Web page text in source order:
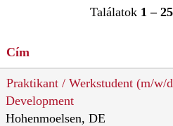
Találatok 1 – 25
Cím
Praktikant / Werkstudent (m/w/
Development
Hohenmoelsen, DE